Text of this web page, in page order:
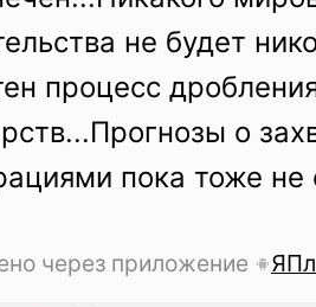
не будет
процесс
о
пока тоже не
через приложение